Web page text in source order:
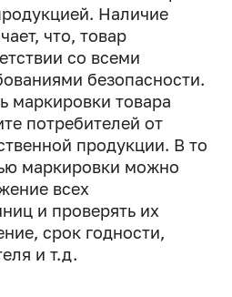
Наличие
что, товар
со всеми
безопасности.
маркировки товара
потребителей от
продукции. В то
маркировки можно
всех
и проверять их
срок годности,
и т.д.